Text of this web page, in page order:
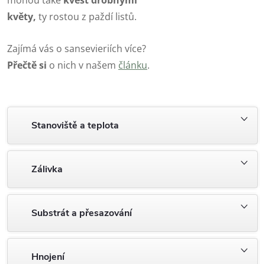
květy, ty rostou z paždí listů.
Zajímá vás o sansevieriích více?
Přečtě si o nich v našem článku.
Stanoviště a teplota
Zálivka
Substrát a přesazování
Hnojení